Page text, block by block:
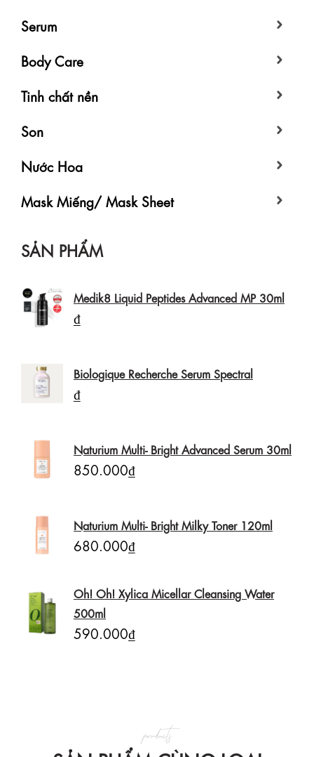
Serum
Body Care
Tinh chất nền
Son
Nước Hoa
Mask Miếng/ Mask Sheet
SẢN PHẨM
Medik8 Liquid Peptides Advanced MP 30ml
₫
Biologique Recherche Serum Spectral
₫
Naturium Multi- Bright Advanced Serum 30ml
850.000₫
Naturium Multi- Bright Milky Toner 120ml
680.000₫
Oh! Oh! Xylica Micellar Cleansing Water
500ml
590.000₫
products